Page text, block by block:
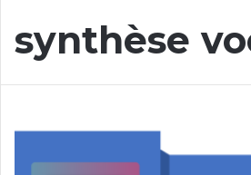
synthèse